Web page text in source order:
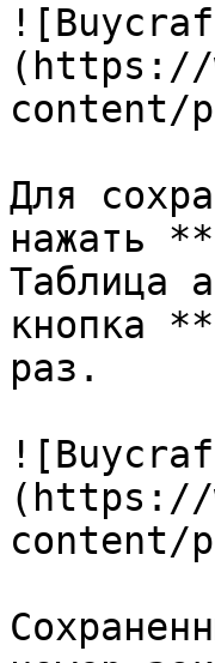
(https://
content/
Для
нажать
Таблица
кнопка
раз.
(https://
content/